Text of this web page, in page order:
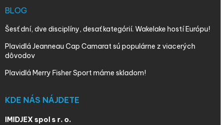
BLOG
Šesť dní, dve disciplíny, desať kategórií. Wakelake hostí Európu!
Plavidlá Jeanneau Cap Camarat sú populárne z viacerých
dôvodov
Plavidlá Merry Fisher Sport máme skladom!
KDE NÁS NÁJDETE
IMIDJEX spol s r. o.